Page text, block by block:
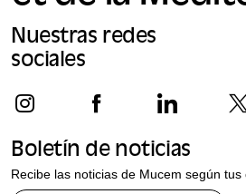
Nuestras redes
sociales
Boletín de noticias
Recibe las noticias de Mucem según